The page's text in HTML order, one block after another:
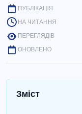
ПУБЛІКАЦІЯ
НА ЧИТАННЯ
ПЕРЕГЛЯДІВ
ОНОВЛЕНО
Зміст